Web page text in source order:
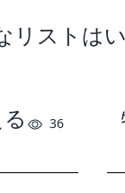
リストは
36